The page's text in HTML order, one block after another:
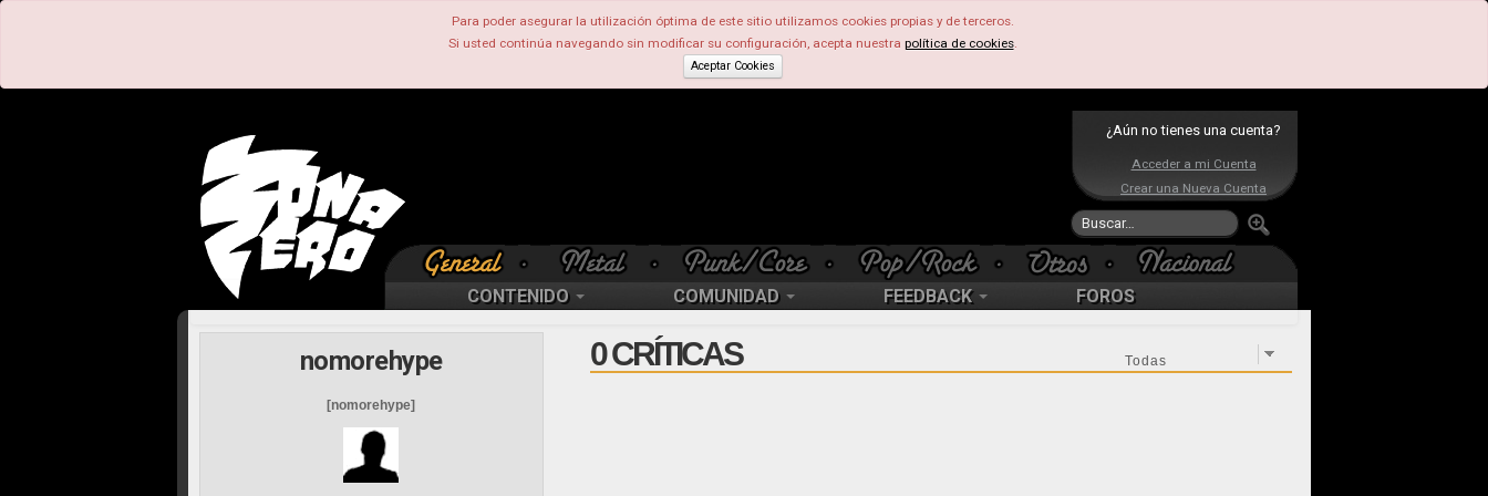
Para poder asegurar la utilización óptima de este sitio utilizamos cookies propias y de terceros.
Si usted continúa navegando sin modificar su configuración, acepta nuestra política de cookies.
Aceptar Cookies
¿Aún no tienes una cuenta?
Acceder a mi Cuenta
Crear una Nueva Cuenta
CONTENIDO COMUNIDAD FEEDBACK FOROS
nomorehype
[nomorehype]
0 CRÍTICAS